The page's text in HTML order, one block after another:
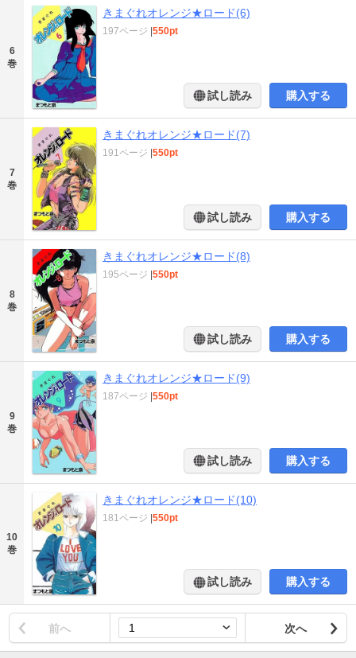
6
巻
きまぐれオレンジ★ロード(6)
197ページ |550pt
試し読み 購入する
7
巻
きまぐれオレンジ★ロード(7)
191ページ |550pt
試し読み 購入する
8
巻
きまぐれオレンジ★ロード(8)
195ページ |550pt
試し読み 購入する
9
巻
きまぐれオレンジ★ロード(9)
187ページ |550pt
試し読み 購入する
10
巻
きまぐれオレンジ★ロード(10)
181ページ |550pt
試し読み 購入する
前へ 次へ